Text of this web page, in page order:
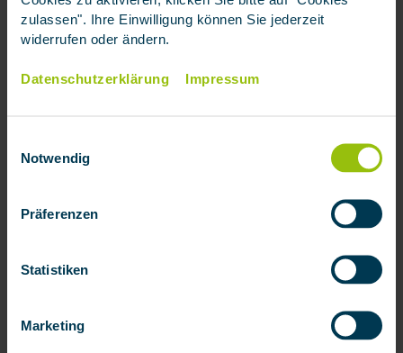
zulassen". Ihre Einwilligung können Sie jederzeit
widerrufen oder ändern.
Datenschutzerklärung Impressum
Notwendig
Präferenzen
Statistiken
Marketing
und den Fokus auf einen hybriden Vertriebsansatz
und Inbound Marketing legt.